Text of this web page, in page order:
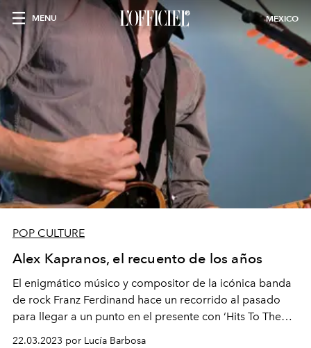
MENU MEXICO
POP CULTURE
Alex Kapranos, el recuento de los años
El enigmático músico y compositor de la icónica banda
de rock Franz Ferdinand hace un recorrido al pasado
para llegar a un punto en el presente con ‘Hits To The
22.03.2023 por Lucía Barbosa